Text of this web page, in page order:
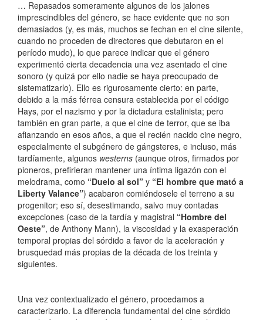
… Repasados someramente algunos de los jalones
imprescindibles del género, se hace evidente que no son
demasiados (y, es más, muchos se fechan en el cine silente,
cuando no proceden de directores que debutaron en el
período mudo), lo que parece indicar que el género
experimentó cierta decadencia una vez asentado el cine
sonoro (y quizá por ello nadie se haya preocupado de
sistematizarlo). Ello es rigurosamente cierto: en parte,
debido a la más férrea censura establecida por el código
Hays, por el nazismo y por la dictadura estalinista; pero
también en gran parte, a que el cine de terror, que se iba
afianzando en esos años, a que el recién nacido cine negro,
especialmente el subgénero de gángsteres, e incluso, más
tardíamente, algunos westerns (aunque otros, firmados por
pioneros, prefirieran mantener una íntima ligazón con el
melodrama, como “Duelo al sol” y “El hombre que mató a
Liberty Valance”) acabaron comiéndosele el terreno a su
progenitor; eso sí, desestimando, salvo muy contadas
excepciones (caso de la tardía y magistral “Hombre del
Oeste”, de Anthony Mann), la viscosidad y la exasperación
temporal propias del sórdido a favor de la aceleración y
brusquedad más propias de la década de los treinta y
siguientes.
Una vez contextualizado el género, procedamos a
caracterizarlo. La diferencia fundamental del cine sórdido